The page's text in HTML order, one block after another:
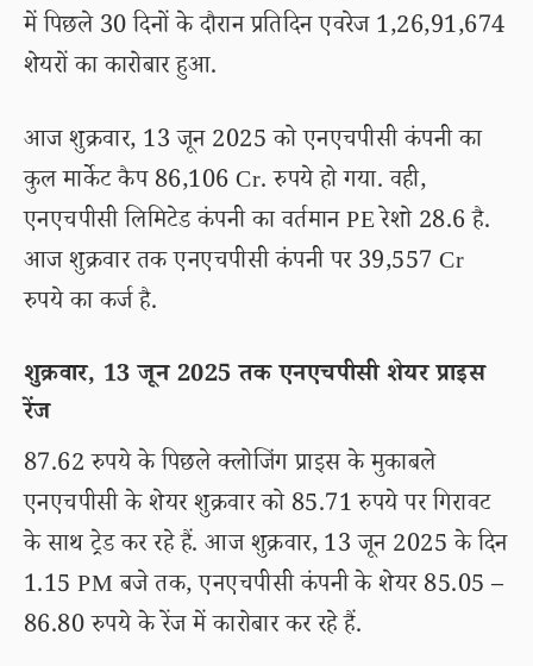
में पिछले 30 दिनों के दौरान प्रतिदिन एवरेज 1,26,91,674
शेयरों का कारोबार हुआ.
आज शुक्रवार, 13 जून 2025 को एनएचपीसी कंपनी का
कुल मार्केट कैप 86,106 Cr. रुपये हो गया. वही,
एनएचपीसी लिमिटेड कंपनी का वर्तमान PE रेशो 28.6 है.
आज शुक्रवार तक एनएचपीसी कंपनी पर 39,557 Cr
रुपये का कर्ज है.
शुक्रवार, 13 जून 2025 तक एनएचपीसी शेयर प्राइस
रेंज
87.62 रुपये के पिछले क्लोजिंग प्राइस के मुकाबले
एनएचपीसी के शेयर शुक्रवार को 85.71 रुपये पर गिरावट
के साथ ट्रेड कर रहे हैं. आज शुक्रवार, 13 जून 2025 के दिन
1.15 PM बजे तक, एनएचपीसी कंपनी के शेयर 85.05 –
86.80 रुपये के रेंज में कारोबार कर रहे हैं.